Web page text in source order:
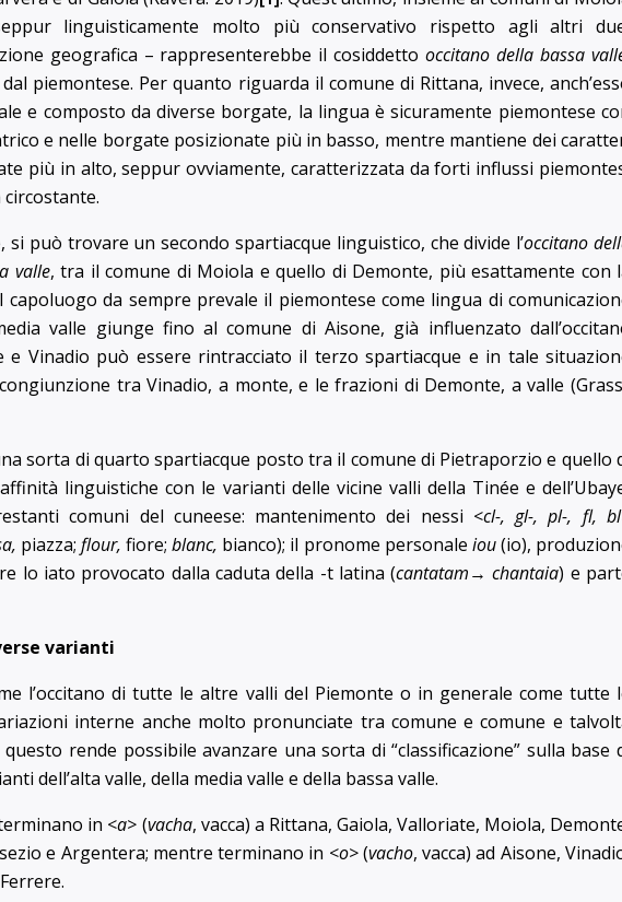
linguisticamente molto più conservativo rispetto agli altri
geografica – rappresenterebbe il cosiddettooccitano della bassa
piemontese. Per quanto riguarda il comune di Rittana, invece,
e composto da diverse borgate, la lingua è sicuramente piemontese
e nelle borgate posizionate più in basso, mentre mantiene dei
più in alto, seppur ovviamente, caratterizzata da forti influssi
può trovare un secondo spartiacque linguistico, che divide l’occitano
valle, tra il comune di Moiola e quello di Demonte, più esattamente con
da sempre prevale il piemontese come lingua di
valle giunge fino al comune di Aisone, già influenzato
e Vinadio può essere rintracciato il terzo spartiacque e in tale
tra Vinadio, a monte, e le frazioni di Demonte, a valle
sorta di quarto spartiacque posto tra il comune di Pietraporzio e quello
linguistiche con le varianti delle vicine valli della Tinée e
comuni del cuneese: mantenimento dei nessi <cl-, gl-, pl-, fl, bl
piazza; flour, fiore;blanc, bianco); il pronome personale iou(io),
lo iato provocato dalla caduta della -t latina (cantatam→chantaia) e
varianti
l’occitano di tutte le altre valli del Piemonte o in generale come tutte
interne anche molto pronunciate tra comune e comune e
rende possibile avanzare una sorta di “classificazione” sulla base
dell’alta valle, della media valle e della bassa valle.
in <a> (vacha, vacca) a Rittana, Gaiola, Valloriate, Moiola,
e Argentera; mentre terminano in <o>(vacho, vacca) ad Aisone,